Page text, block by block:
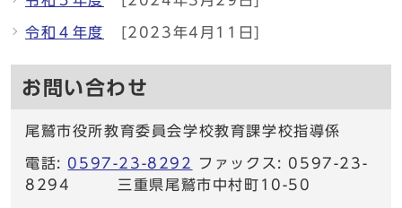
令和４年度 [2023年4月11日]
お問い合わせ
尾鷲市役所教育委員会学校教育課学校指導係
電話: 0597-23-8292
ファックス: 0597-23-
8294 三重県尾鷲市中村町10-50